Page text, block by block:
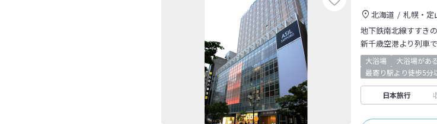
北海道 札幌・定
地下鉄南北線すすき
新千歳空港より列車
大浴場 大浴場があ
最寄り駅より徒歩5分
日本旅行